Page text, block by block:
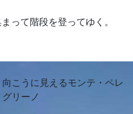
って階段を登ってゆく。
向こうに見えるモンテ・ペレ
グリーノ